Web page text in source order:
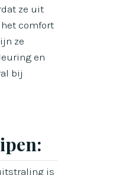
ze uit
comfort
ze
en
bij
is